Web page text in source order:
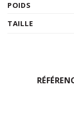
POIDS
TAILLE